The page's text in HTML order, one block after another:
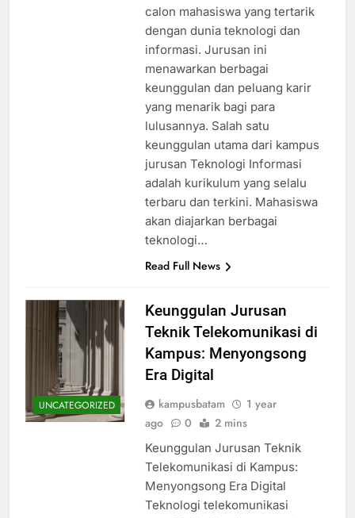
calon mahasiswa yang tertarik
dengan dunia teknologi dan
informasi. Jurusan ini
menawarkan berbagai
keunggulan dan peluang karir
yang menarik bagi para
lulusannya. Salah satu
keunggulan utama dari kampus
jurusan Teknologi Informasi
adalah kurikulum yang selalu
terbaru dan terkini. Mahasiswa
akan diajarkan berbagai
teknologi…
Read Full News
UNCATEGORIZED
Keunggulan Jurusan
Teknik Telekomunikasi di
Kampus: Menyongsong
Era Digital
kampusbatam
1 year
ago
0 2 mins
Keunggulan Jurusan Teknik
Telekomunikasi di Kampus:
Menyongsong Era Digital
Teknologi telekomunikasi